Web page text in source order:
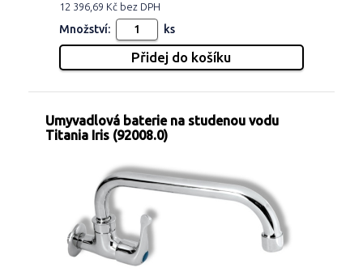
12 396,69 Kč bez DPH
Množství: ks
Umyvadlová baterie na studenou vodu
Titania Iris (92008.0)